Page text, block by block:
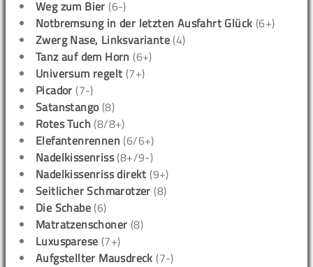
Weg zum Bier (6-)
Notbremsung in der letzten Ausfahrt Glück (6+)
Zwerg Nase, Linksvariante (4)
Tanz auf dem Horn (6+)
Universum regelt (7+)
Picador (7-)
Satanstango(8)
Rotes Tuch (8/8+)
Elefantenrennen (6/6+)
Nadelkissenriss(8+/9-)
Nadelkissenriss direkt (9+)
Seitlicher Schmarotzer (8)
Die Schabe (6)
Matratzenschoner (8)
Luxusparese (7+)
Aufgstellter Mausdreck (7-)